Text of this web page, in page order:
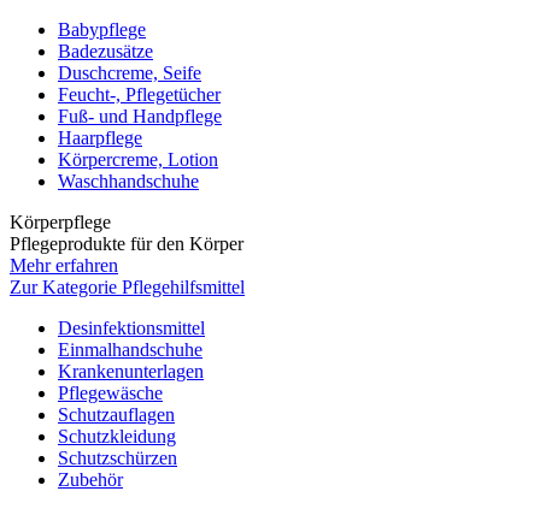
Babypflege
Badezusätze
Duschcreme, Seife
Feucht-, Pflegetücher
Fuß- und Handpflege
Haarpflege
Körpercreme, Lotion
Waschhandschuhe
Körperpflege
Pflegeprodukte für den Körper
Mehr erfahren
Zur Kategorie Pflegehilfsmittel
Desinfektionsmittel
Einmalhandschuhe
Krankenunterlagen
Pflegewäsche
Schutzauflagen
Schutzkleidung
Schutzschürzen
Zubehör